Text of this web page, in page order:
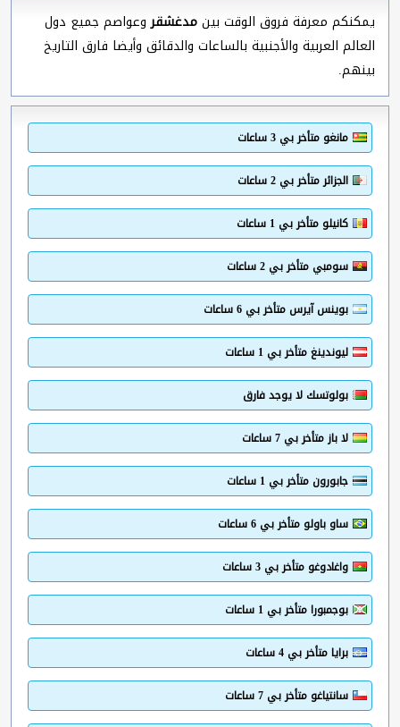
يمكنكم معرفة فروق الوقت بينمدغشقروعواصم جميع دول
العالم العربية والأجنبية بالساعات والدقائق وأيضا فارق التاريخ
بينهم.
مانغو متأخر بي 3 ساعات
الجزائر متأخر بي 2 ساعات
كانيلو متأخر بي 1 ساعات
سومبي متأخر بي 2 ساعات
بوينس آيرس متأخر بي 6 ساعات
ليوندينغ متأخر بي 1 ساعات
بولوتسك لا يوجد فارق
لا باز متأخر بي 7 ساعات
جابورون متأخر بي 1 ساعات
ساو باولو متأخر بي 6 ساعات
واغادوغو متأخر بي 3 ساعات
بوجمبورا متأخر بي 1 ساعات
برايا متأخر بي 4 ساعات
سانتياغو متأخر بي 7 ساعات